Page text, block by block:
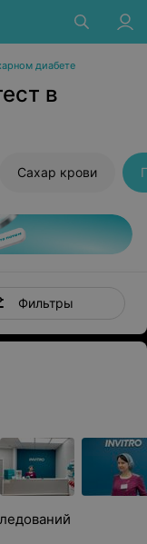
диабете
в
Сахар крови
Фильтры